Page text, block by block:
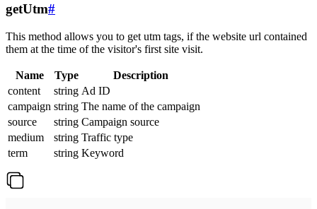
getUtm#
This method allows you to get utm tags, if the website url contained
them at the time of the visitor's first site visit.
Name Type
Description
content
string Ad ID
campaign string The name of the campaign
source
string Campaign source
medium
string Traffic type
term
string Keyword